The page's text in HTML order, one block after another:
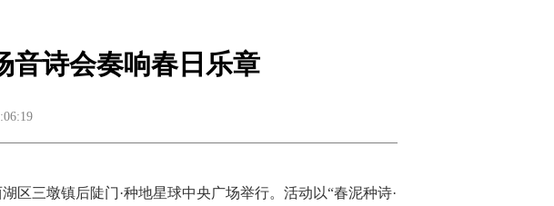
音诗会奏响春日乐章
区三墩镇后陡门·种地星球中央广场举行。活动以“春泥种诗·